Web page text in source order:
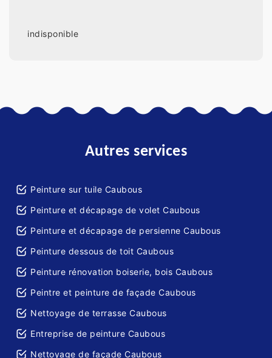
indisponible
Autres services
Peinture sur tuile Caubous
Peinture et décapage de volet Caubous
Peinture et décapage de persienne Caubous
Peinture dessous de toit Caubous
Peinture rénovation boiserie, bois Caubous
Peintre et peinture de façade Caubous
Nettoyage de terrasse Caubous
Entreprise de peinture Caubous
Nettoyage de façade Caubous